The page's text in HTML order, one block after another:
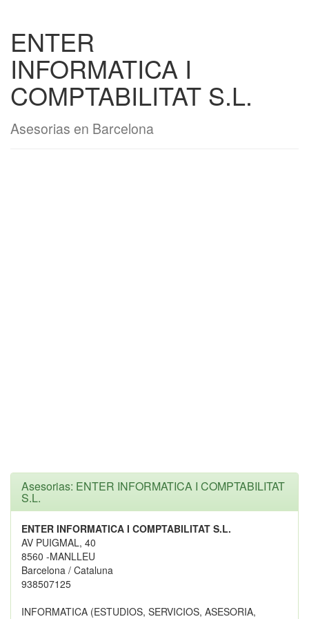
ENTER
INFORMATICA I
COMPTABILITAT S.L.
Asesorias en Barcelona
Asesorias: ENTER INFORMATICA I COMPTABILITAT
S.L.
ENTER INFORMATICA I COMPTABILITAT S.L.
AV PUIGMAL, 40
8560 -MANLLEU
Barcelona / Cataluna
938507125
INFORMATICA (ESTUDIOS, SERVICIOS, ASESORIA,